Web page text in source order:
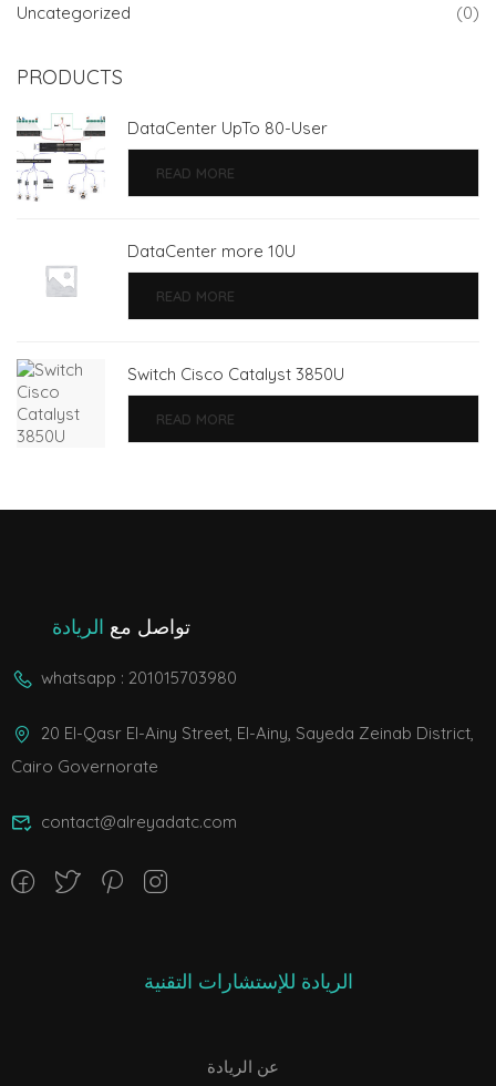
Uncategorized
(0)
PRODUCTS
DataCenter UpTo 80-User
READ MORE
DataCenter more 10U
READ MORE
Switch Cisco Catalyst 3850U
READ MORE
تواصل مع الريادة
whatsapp : 201015703980
20 El-Qasr El-Ainy Street, El-Ainy, Sayeda Zeinab District,
Cairo Governorate
contact@alreyadatc.com
الريادة للإستشارات التقنية
عن الريادة